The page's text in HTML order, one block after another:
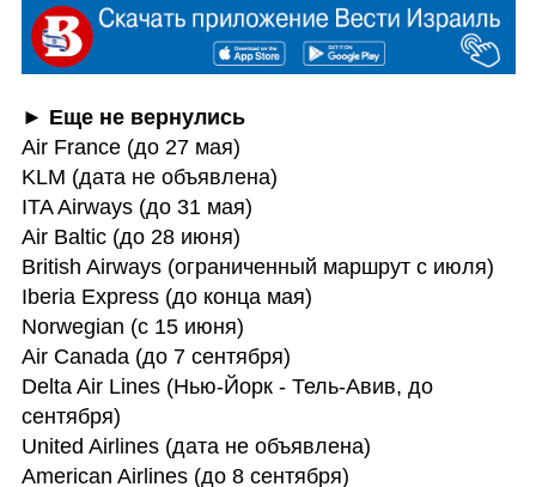
► Еще не вернулись
Air France (до 27 мая)
KLM (дата не объявлена)
ITA Airways (до 31 мая)
Air Baltic (до 28 июня)
British Airways (ограниченный маршрут с июля)
Iberia Express (до конца мая)
Norwegian (с 15 июня)
Air Canada (до 7 сентября)
Delta Air Lines (Нью-Йорк - Тель-Авив, до
сентября)
United Airlines (дата не объявлена)
American Airlines (до 8 сентября)